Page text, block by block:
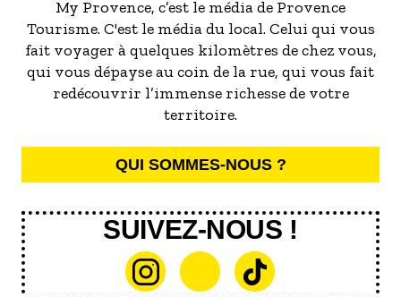
My Provence, c’est le média de Provence
Tourisme. C'est le média du local. Celui qui vous
fait voyager à quelques kilomètres de chez vous,
qui vous dépayse au coin de la rue, qui vous fait
redécouvrir l’immense richesse de votre
territoire.
QUI SOMMES-NOUS ?
SUIVEZ-NOUS !